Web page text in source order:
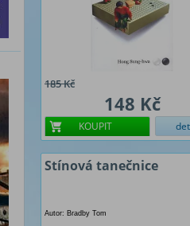
185 Kč
148 Kč
KOUPIT
Stínová tanečnice
Autor: Bradby Tom